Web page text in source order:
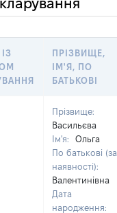
ПРІЗВИЩЕ,
ІМ'Я, ПО
БАТЬКОВІ
Прізвище:
Васильєва
Ім'я:
Ольга
По батькові (за
наявності):
Валентинівна
Дата
народження: